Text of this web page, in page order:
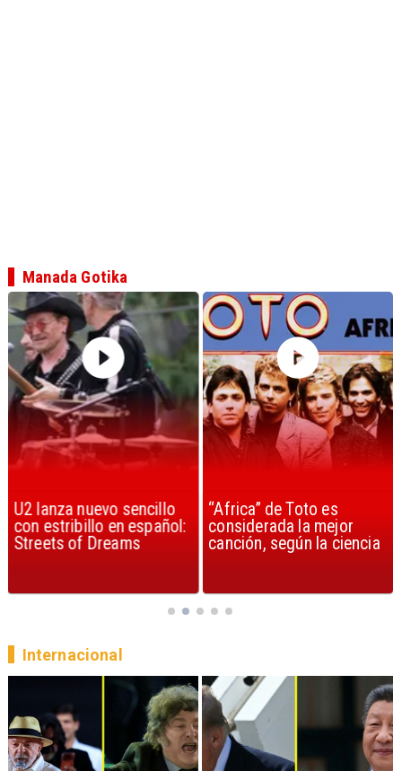
U2 lanza nuevo sencillo
con estribillo en español:
Streets of Dreams
“Africa” de Toto es
considerada la mejor
canción, según la ciencia
Manada Gotika
Internacional